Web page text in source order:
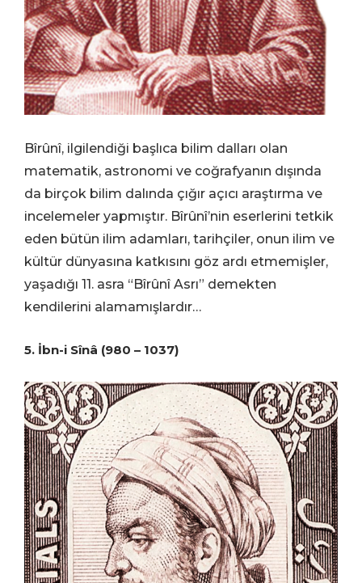
Bîrûnî, ilgilendiği başlıca bilim dalları olan
matematik, astronomi ve coğrafyanın dışında
da birçok bilim dalında çığır açıcı araştırma ve
incelemeler yapmıştır. Bîrûnî’nin eserlerini tetkik
eden bütün ilim adamları, tarihçiler, onun ilim ve
kültür dünyasına katkısını göz ardı etmemişler,
yaşadığı 11. asra “Bîrûnî Asrı” demekten
kendilerini alamamışlardır…
5. İbn-i Sînâ (980 – 1037)